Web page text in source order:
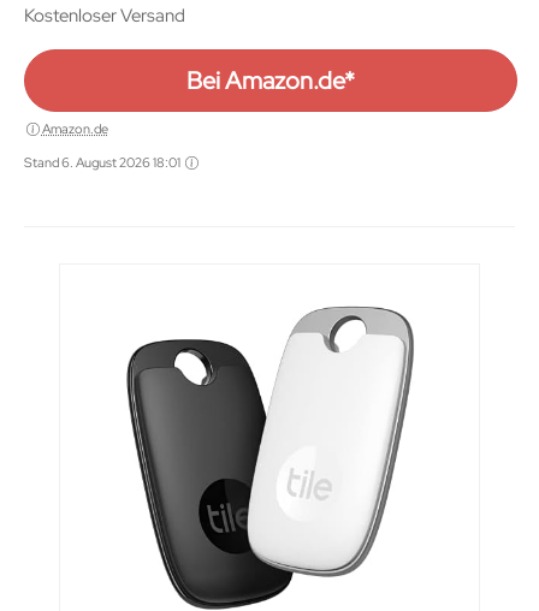
Kostenloser Versand
Bei Amazon.de*
Amazon.de
Stand 6. August 2026 18:01